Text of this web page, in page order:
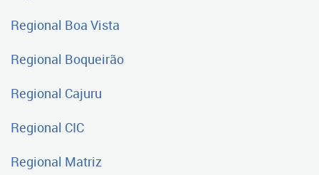
Regional Boa Vista
Regional Boqueirão
Regional Cajuru
Regional CIC
Regional Matriz